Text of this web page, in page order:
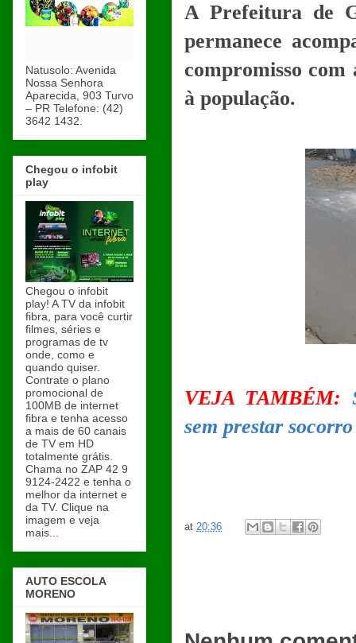
A Prefeitura de
permanece
compromisso
à população.
VEJA TAMBÉM:
sem prestar
at 20:36
Natusolo: Avenida
Nossa Senhora
Aparecida, 903 Turvo
– PR Telefone: (42)
3642 1432.
Chegou o infobit
play
Chegou o infobit
play! A TV da infobit
fibra, para você curtir
filmes, séries e
programas de tv
onde, como e
quando quiser.
Contrate o plano
promocional de
100MB de internet
fibra e tenha acesso
a mais de 60 canais
de TV em HD
totalmente grátis.
Chama no ZAP 42 9
9124-2422 e tenha o
melhor da internet e
da TV. Clique na
imagem e veja
mais...
AUTO ESCOLA
MORENO